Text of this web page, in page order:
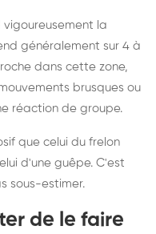
vigoureusement la
généralement sur 4 à
dans cette zone,
brusques ou
réaction de groupe.
que celui du frelon
d'une guêpe. C'est
sous-estimer.
de le faire